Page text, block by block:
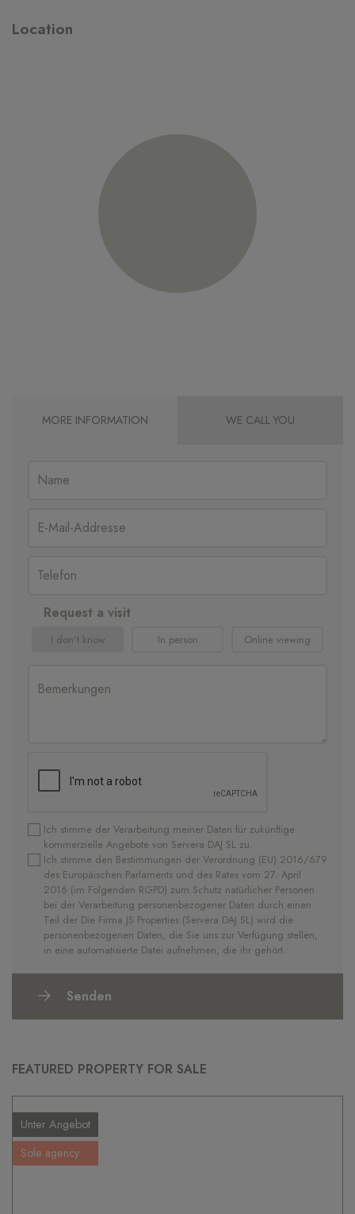
MORE INFORMATION WE CALL YOU
Request a visit
I don't know In person Online viewing
Ich stimme der Verarbeitung meiner Daten für zukünftige
kommerzielle Angebote von Servera DAJ SL zu.
Ich stimme den Bestimmungen der Verordnung (EU) 2016/679
des Europäischen Parlaments und des Rates vom 27. April
2016 (im Folgenden RGPD) zum Schutz natürlicher Personen
bei der Verarbeitung personenbezogener Daten durch einen
Teil der Die Firma JS Properties (Servera DAJ SL) wird die
personenbezogenen Daten, die Sie uns zur Verfügung stellen,
in eine automatisierte Datei aufnehmen, die ihr gehört.
Senden
FEATURED PROPERTY FOR SALE
Unter Angebot
Sole agency
Location